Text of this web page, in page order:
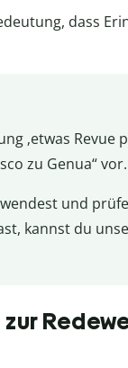
dass
‚etwas Revue
zu Genua“ vor.
und
kannst du